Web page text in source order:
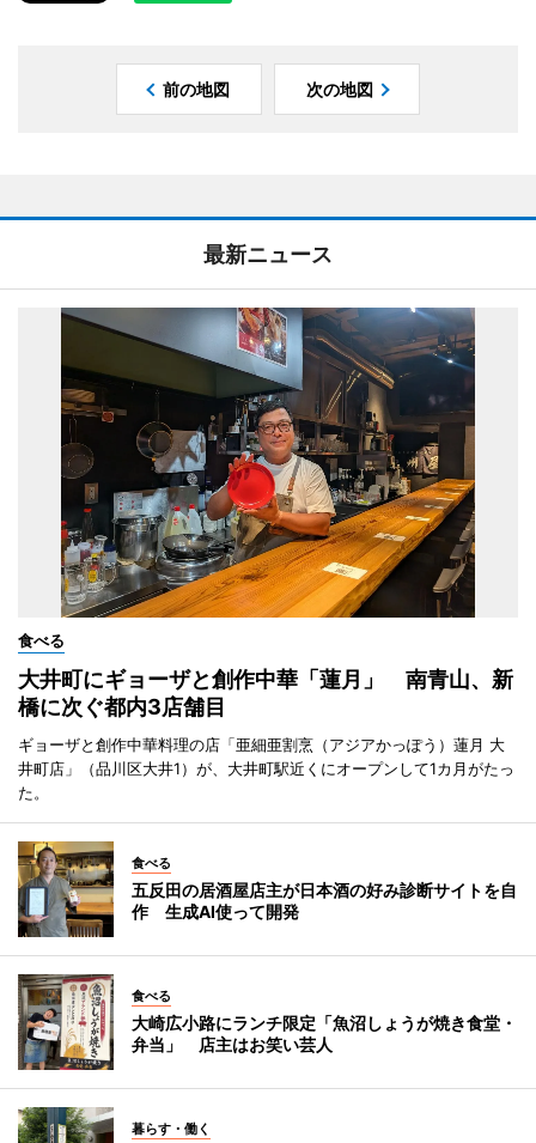
前の地図 次の地図
最新ニュース
食べる
大井町にギョーザと創作中華「蓮月」 南青山、新
橋に次ぐ都内3店舗目
ギョーザと創作中華料理の店「亜細亜割烹（アジアかっぽう）蓮月 大
井町店」（品川区大井1）が、大井町駅近くにオープンして1カ月がたっ
た。
食べる
五反田の居酒屋店主が日本酒の好み診断サイトを自
作 生成AI使って開発
食べる
大崎広小路にランチ限定「魚沼しょうが焼き食堂・
弁当」 店主はお笑い芸人
暮らす・働く